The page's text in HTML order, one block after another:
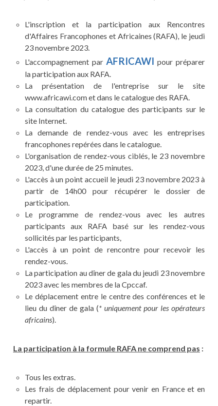
L'inscription et la participation aux Rencontres
d'Affaires Francophones et Africaines (RAFA), le jeudi
23 novembre 2023.
L'accompagnement par AFRICAWIpour préparer
la participation aux RAFA.
La présentation de l'entreprise sur le site
www.africawi.com et dans le catalogue des RAFA.
La consultation du catalogue des participants sur le
site Internet.
La demande de rendez-vous avec les entreprises
francophones repérées dans le catalogue.
L'organisation de rendez-vous ciblés, le 23 novembre
2023, d'une durée de 25 minutes.
L'accès à un point accueil le jeudi 23 novembre 2023 à
partir de 14h00 pour récupérer le dossier de
participation.
Le programme de rendez-vous avec les autres
participants aux RAFA basé sur les rendez-vous
sollicités par les participants,
L'accès à un point de rencontre pour recevoir les
rendez-vous.
La participation au dîner de gala du jeudi 23 novembre
2023 avec les membres de la Cpccaf.
Le déplacement entre le centre des conférences et le
lieu du dîner de gala (* uniquement pour les opérateurs
africains).
La participation à la formule RAFA ne comprend pas :
Tous les extras.
Les frais de déplacement pour venir en France et en
repartir.